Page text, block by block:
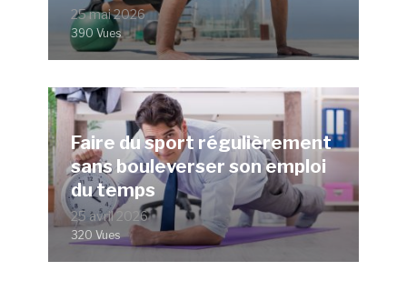
25 mai 2026
390 Vues
Faire du sport régulièrement
sans bouleverser son emploi
du temps
25 avril 2026
320 Vues